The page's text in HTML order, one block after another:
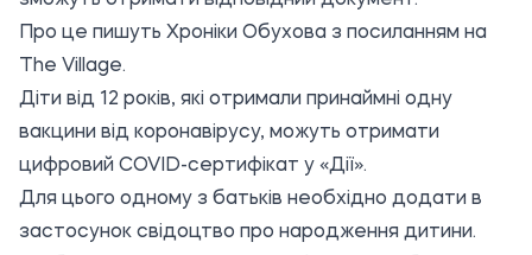
Про це пишуть Хроніки Обухова з посиланням на
The Village.
Діти від 12 років, які отримали принаймні одну
вакцини від коронавірусу, можуть отримати
цифровий COVID-сертифікат у «Дії».
Для цього одному з батьків необхідно додати в
застосунок свідоцтво про народження дитини.